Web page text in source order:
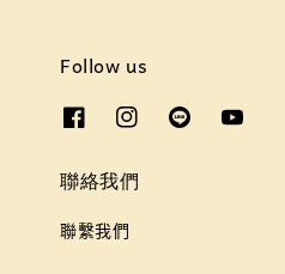
Follow us
聯絡我們
聯繫我們